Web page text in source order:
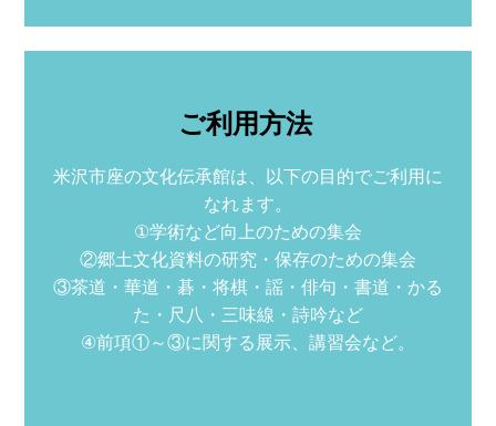
ご利用方法
米沢市座の文化伝承館は、以下の目的でご利用に
なれます。
①学術など向上のための集会
②郷土文化資料の研究・保存のための集会
③茶道・華道・碁・将棋・謡・俳句・書道・かる
た・尺八・三味線・詩吟など
④前項①～③に関する展示、講習会など。